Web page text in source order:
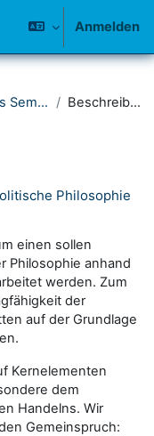
Anmelden
Philosophisches Seminar Beschreibung
Philosophie
einen sollen
Philosophie anhand
werden. Zum
der
auf der Grundlage
Kernelementen
dem
Handelns. Wir
Gemeinspruch: